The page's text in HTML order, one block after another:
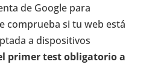
de Google para
comprueba si tu web está
a dispositivos
primer test obligatorio a